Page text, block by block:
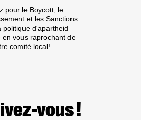
pour le Boycott, le
et les Sanctions
politique d'apartheid
en vous raprochant de
comité local!
vous !